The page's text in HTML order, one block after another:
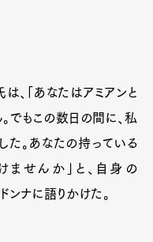
、「あなたはアミアンと
でもこの数日の間に、私
た。あなたの持っている
せんか」と、自身の
ンナに語りかけた。